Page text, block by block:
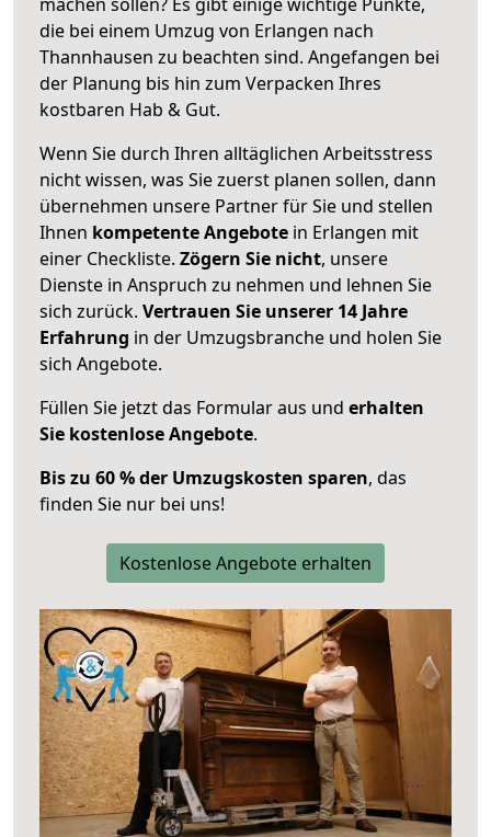
die bei einem Umzug von Erlangen nach
Thannhausen zu beachten sind. Angefangen bei
der Planung bis hin zum Verpacken Ihres
kostbaren Hab & Gut.
Wenn Sie durch Ihren alltäglichen Arbeitsstress
nicht wissen, was Sie zuerst planen sollen, dann
übernehmen unsere Partner für Sie und stellen
Ihnen kompetente Angebote in Erlangen mit
einer Checkliste. Zögern Sie nicht, unsere
Dienste in Anspruch zu nehmen und lehnen Sie
sich zurück. Vertrauen Sie unserer 14 Jahre
Erfahrung in der Umzugsbranche und holen Sie
sich Angebote.
Füllen Sie jetzt das Formular aus und erhalten
Sie kostenlose Angebote.
Bis zu 60 % der Umzugskosten sparen, das
finden Sie nur bei uns!
Kostenlose Angebote erhalten